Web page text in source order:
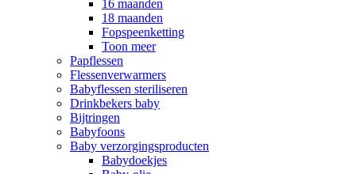
16 maanden
18 maanden
Fopspeenketting
Toon meer
Papflessen
Flessenverwarmers
Babyflessen steriliseren
Drinkbekers baby
Bijtringen
Babyfoons
Baby verzorgingsproducten
Babydoekjes